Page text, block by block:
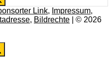
Link, Impressum,
, Bildrechte | © 2026